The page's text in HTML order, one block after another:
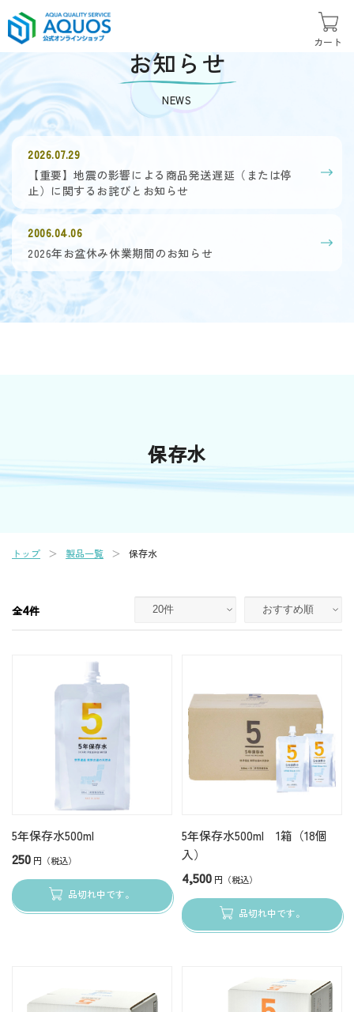
カート
お知らせ
NEWS
2026.07.29
【重要】地震の影響による商品発送遅延（または停
止）に関するお詫びとお知らせ
2006.04.06
2026年お盆休み休業期間のお知らせ
保存水
トップ 製品一覧 保存水
全4件
5年保存水500ml
250円（税込）
品切れ中です。
5年保存水500ml 1箱（18個
入）
4,500 円（税込）
品切れ中です。